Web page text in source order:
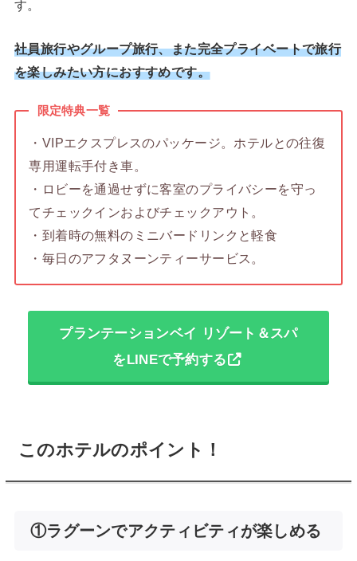
す。
社員旅行やグループ旅行、また完全プライベートで旅行
を楽しみたい方におすすめです。
限定特典一覧
・VIPエクスプレスのパッケージ。ホテルとの往復
専用運転手付き車。
・ロビーを通過せずに客室のプライバシーを守っ
てチェックインおよびチェックアウト。
・到着時の無料のミニバードリンクと軽食
・毎日のアフタヌーンティーサービス。
プランテーションベイ リゾート＆スパ
をLINEで予約する
このホテルのポイント！
①ラグーンでアクティビティが楽しめる